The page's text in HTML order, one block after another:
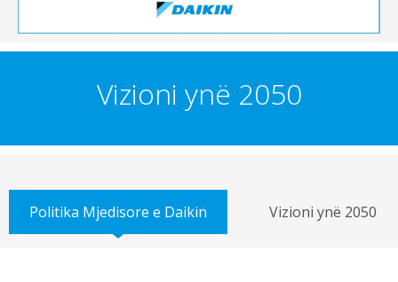
Vizioni ynë 2050
Politika Mjedisore e Daikin Vizioni ynë 2050